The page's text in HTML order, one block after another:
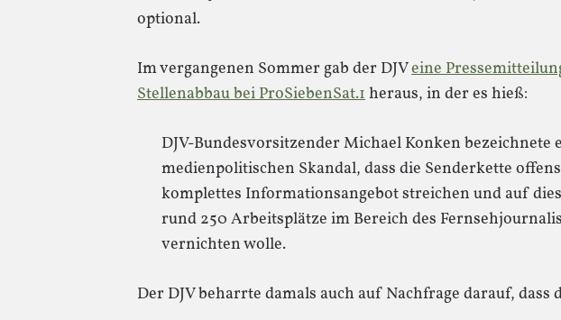
optional.
Im vergangenen Sommer gab der DJVeine
Stellenabbau bei ProSiebenSat.1heraus, in der es hieß:
DJV-Bundesvorsitzender Michael Konken bezeichnete
medienpolitischen Skandal, dass die Senderkette
komplettes Informationsangebot streichen und auf
rund 250 Arbeitsplätze im Bereich des
vernichten wolle.
Der DJV beharrte damals auch auf Nachfrage darauf, dass